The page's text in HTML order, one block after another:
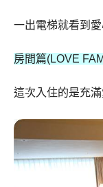
一出電梯就看到
房間篇(LOVE
這次入住的是充